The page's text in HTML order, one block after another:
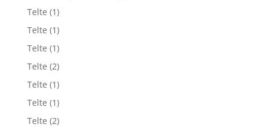
Telte (1)
Telte (1)
Telte (1)
Telte (2)
Telte (1)
Telte (1)
Telte (2)